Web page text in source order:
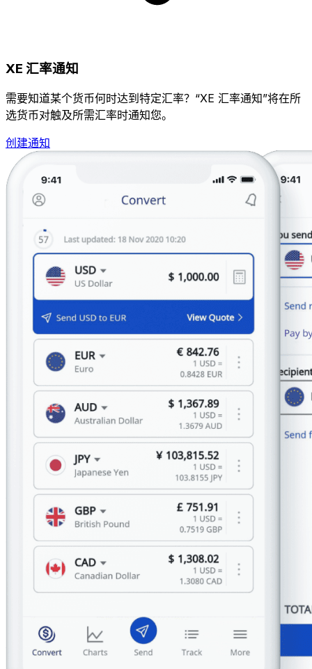
XE 汇率通知
需要知道某个货币何时达到特定汇率？“XE 汇率通知”将在所
选货币对触及所需汇率时通知您。
创建通知